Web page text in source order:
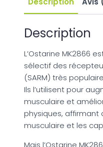
Description
L’Ostarine MK2866
sélectif des
(SARM) très
Ils l’utilisent pour
musculaire et
physiques, affirmant
musculaire et les
Mais l’Ostarine